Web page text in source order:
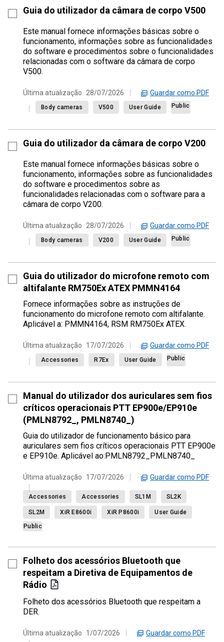
Guia do utilizador da câmara de corpo V500
Este manual fornece informações básicas sobre o
funcionamento, informações sobre as funcionalidades
do software e procedimentos sobre o funcionalidades
relacionadas com o software da câmara de corpo
V500.
Última atualização 28/07/2026 Guardar como PDF
Body cameras V500 User Guide Public
Guia do utilizador da câmara de corpo V200
Este manual fornece informações básicas sobre o
funcionamento, informações sobre as funcionalidades
do software e procedimentos sobre as
funcionalidades relacionadas com o software para a
câmara de corpo V200.
Última atualização 28/07/2026 Guardar como PDF
Body cameras V200 User Guide Public
Guia do utilizador do microfone remoto com
altifalante RM750Ex ATEX PMMN4164
Fornece informações sobre as instruções de
funcionamento do microfone remoto com altifalante.
Aplicável a: PMMN4164, RSM RM750Ex ATEX.
Última atualização 17/07/2026 Guardar como PDF
Accessories R7Ex User Guide Public
Manual do utilizador dos auriculares sem fios
críticos operacionais PTT EP900e/EP910e
(PMLN8792_, PMLN8740_)
Guia do utilizador de funcionamento básico para
auriculares sem fios críticos operacionais PTT EP900e
e EP910e. Aplicável ao:PMLN8792_PMLN8740_
Última atualização 17/07/2026 Guardar como PDF
Accessories Accessories SL1M SL2K
SL2M XiR E8600i XiR P8600i
User Guide
Public
Folheto dos acessórios Bluetooth que
respeitam a Diretiva de Equipamentos de
Rádio
Folheto dos acessórios Bluetooth que respeitam a
DER.
Última atualização 1/07/2026 Guardar como PDF